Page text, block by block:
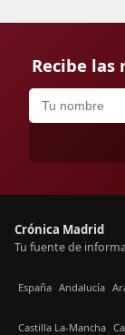
Recibe
Crónica Madrid
Tu fuente de
España Andalucía
Castilla La-Mancha